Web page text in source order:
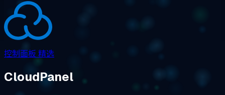
控制面板 精选
CloudPanel